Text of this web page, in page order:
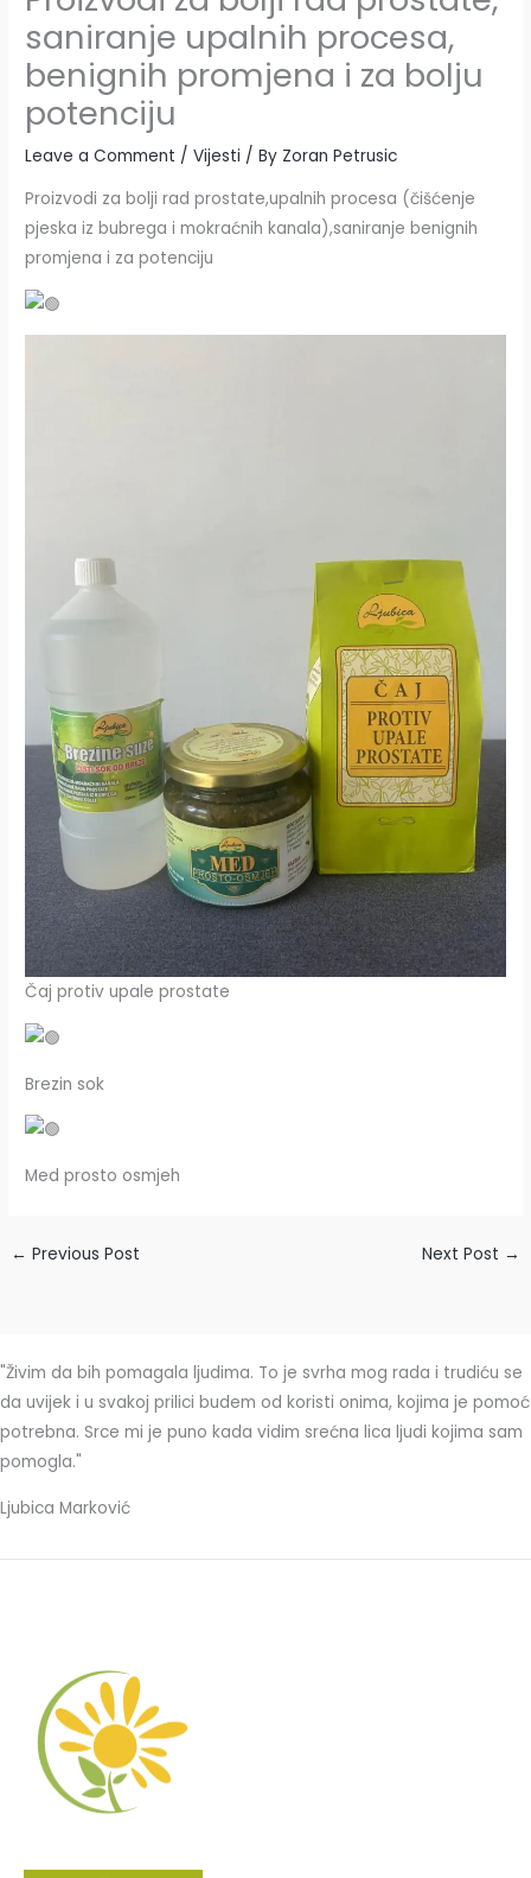
saniranje upalnih procesa,
benignih promjena i za bolju
potenciju
Leave a Comment /Vijesti / By Zoran Petrusic
Proizvodi za bolji rad prostate,upalnih procesa (čišćenje
pjeska iz bubrega i mokraćnih kanala),saniranje benignih
promjena i za potenciju
Čaj protiv upale prostate
Brezin sok
Med prosto osmjeh
← Previous Post Next Post →
"Živim da bih pomagala ljudima. To je svrha mog rada i trudiću se
da uvijek i u svakoj prilici budem od koristi onima, kojima je pomoć
potrebna. Srce mi je puno kada vidim srećna lica ljudi kojima sam
pomogla."
Ljubica Marković